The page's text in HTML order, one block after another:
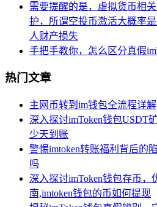
需要提醒的是，虚拟货币相
护，所谓空投币激活大概率
人财产损失
手把手教你，怎么区分真假
热门文章
主网币转到im钱包全流程详
深入探讨imToken钱包USDT
少天到账
警惕imtoken转账福利背后的
吗
深入探讨imToken钱包存币，
南,imtoken钱包的币如何提现